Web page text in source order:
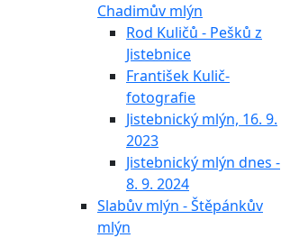
Chadimův mlýn
Rod Kuličů - Pešků z
Jistebnice
František Kulič-
fotografie
Jistebnický mlýn, 16. 9.
2023
Jistebnický mlýn dnes -
8. 9. 2024
Slabův mlýn - Štěpánkův
mlýn